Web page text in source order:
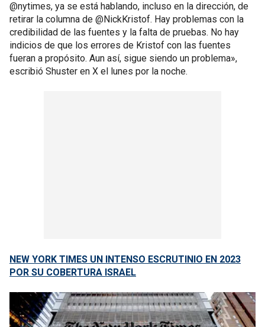
@nytimes, ya se está hablando, incluso en la dirección, de
retirar la columna de @NickKristof. Hay problemas con la
credibilidad de las fuentes y la falta de pruebas. No hay
indicios de que los errores de Kristof con las fuentes
fueran a propósito. Aun así, sigue siendo un problema»,
escribió Shuster en X el lunes por la noche.
NEW YORK TIMES UN INTENSO ESCRUTINIO EN 2023
POR SU COBERTURA ISRAEL